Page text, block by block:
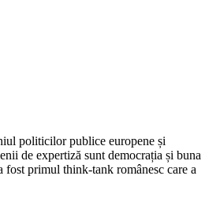
politicilor publice europene și
de expertiză sunt democrația și buna
primul think-tank românesc care a